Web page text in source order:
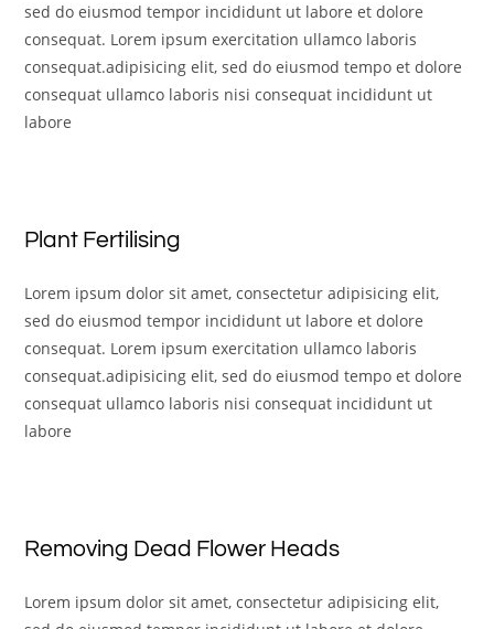
sed do eiusmod tempor incididunt ut labore et dolore
consequat. Lorem ipsum exercitation ullamco laboris
consequat.adipisicing elit, sed do eiusmod tempo et dolore
consequat ullamco laboris nisi consequat incididunt ut
labore
Plant Fertilising
Lorem ipsum dolor sit amet, consectetur adipisicing elit,
sed do eiusmod tempor incididunt ut labore et dolore
consequat. Lorem ipsum exercitation ullamco laboris
consequat.adipisicing elit, sed do eiusmod tempo et dolore
consequat ullamco laboris nisi consequat incididunt ut
labore
Removing Dead Flower Heads
Lorem ipsum dolor sit amet, consectetur adipisicing elit,